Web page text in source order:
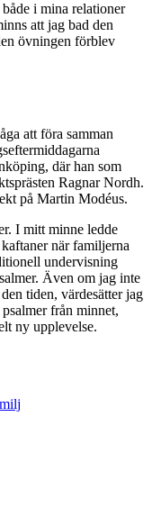
i mina relationer
att jag bad den
övningen förblev
att föra samman
där han som
Ragnar Nordh.
på Martin Modéus.
I mitt minne ledde
när familjerna
undervisning
Även om jag inte
tiden, värdesätter jag
från minnet,
ny upplevelse.